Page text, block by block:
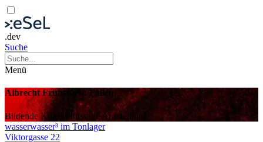
.dev
Suche
Menü
Albrecht Frühstück: Fallen
Bildende Kunst Finissage Ausstellung
wasserwasser³ im Tonlager
Viktorgasse 22